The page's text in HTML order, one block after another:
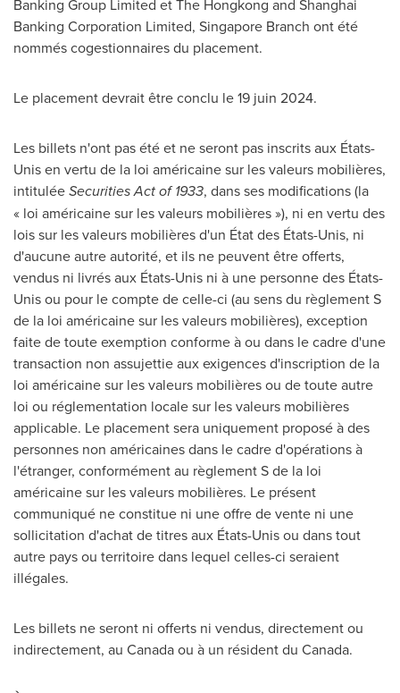
Banking Group Limited et The Hongkong and Shanghai
Banking Corporation Limited, Singapore Branch ont été
nommés cogestionnaires du placement.
Le placement devrait être conclu le 19 juin 2024.
Les billets n'ont pas été et ne seront pas inscrits aux États-
Unis en vertu de la loi américaine sur les valeurs mobilières,
intituléeSecurities Act of 1933, dans ses modifications (la
« loi américaine sur les valeurs mobilières »), ni en vertu des
lois sur les valeurs mobilières d'un État des États-Unis, ni
d'aucune autre autorité, et ils ne peuvent être offerts,
vendus ni livrés aux États-Unis ni à une personne des États-
Unis ou pour le compte de celle-ci (au sens du règlement S
de la loi américaine sur les valeurs mobilières), exception
faite de toute exemption conforme à ou dans le cadre d'une
transaction non assujettie aux exigences d'inscription de la
loi américaine sur les valeurs mobilières ou de toute autre
loi ou réglementation locale sur les valeurs mobilières
applicable. Le placement sera uniquement proposé à des
personnes non américaines dans le cadre d'opérations à
l'étranger, conformément au règlement S de la loi
américaine sur les valeurs mobilières. Le présent
communiqué ne constitue ni une offre de vente ni une
sollicitation d'achat de titres aux États-Unis ou dans tout
autre pays ou territoire dans lequel celles-ci seraient
illégales.
Les billets ne seront ni offerts ni vendus, directement ou
indirectement, au Canadaou à un résident du Canada.